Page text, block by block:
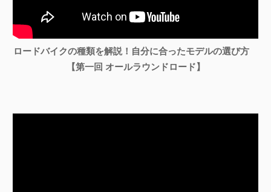
ロードバイクの種類を解説！自分に合ったモデルの選び方
【第一回 オールラウンドロード】